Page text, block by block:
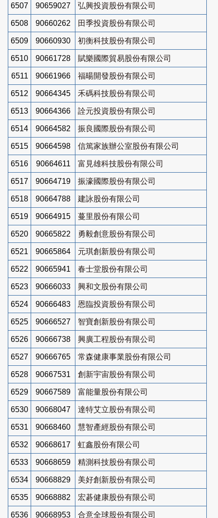
6507 90659027 弘興投資股份有限公司
6508 90660262 田季投資股份有限公司
6509 90660930 初衡科技股份有限公司
6510 90661728 賦樂國際貿易股份有限公司
6511 90661966 福暘開發股份有限公司
6512 90664345 禾碼科技股份有限公司
6513 90664366 詮元投資股份有限公司
6514 90664582 振良國際股份有限公司
6515 90664598 信篤家族辦公室股份有限公司
6516 90664611 富見雄科技股份有限公司
6517 90664719 振濠國際股份有限公司
6518 90664788 建詠股份有限公司
6519 90664915 蔓里股份有限公司
6520 90665822 勇毅創意股份有限公司
6521 90665864 元琪創新股份有限公司
6522 90665941 春士堂股份有限公司
6523 90666033 興和文股份有限公司
6524 90666483 恩臨投資股份有限公司
6525 90666527 智寶創新股份有限公司
6526 90666738 興廣工程股份有限公司
6527 90666765 常森健康事業股份有限公司
6528 90667531 創新宇宙股份有限公司
6529 90667589 富能量股份有限公司
6530 90668047 達特艾立股份有限公司
6531 90668460 慧智產經股份有限公司
6532 90668617 虹鑫股份有限公司
6533 90668659 精測科技股份有限公司
6534 90668829 美好創新股份有限公司
6535 90668882 宏碁健康股份有限公司
6536 90668953 合意全球股份有限公司